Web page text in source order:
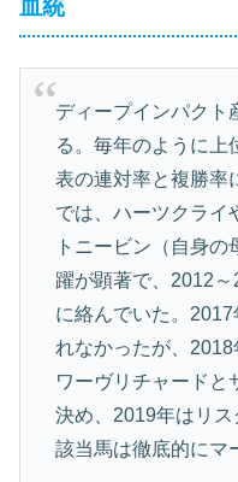
血統
ディープインパクト
る。毎年のように上
表の連対率と複勝率
では、ハーツクライ
トニービン（自身
躍が顕著で、2012
に絡んでいた。
れなかったが、
ワーヴリチャードと
決め、2019年はリス
該当馬は徹底的にマ